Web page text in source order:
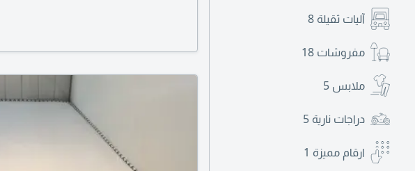
آليات ثقيلة 8
مفروشات 18
ملابس 5
دراجات نارية 5
ارقام مميزة 1